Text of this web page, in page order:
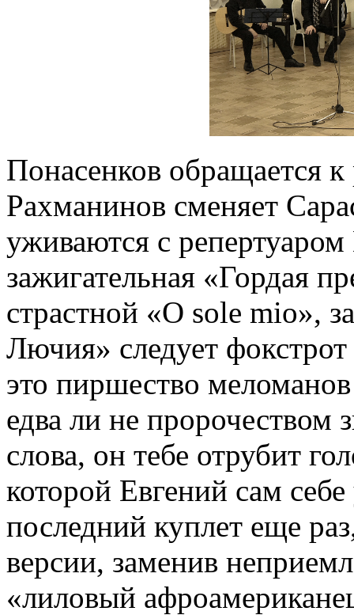
Понасенков обращается
Рахманинов сменяет
уживаются с
зажигательная «Гордая
страстной «O sole mio»,
Лючия» следует
это пиршество
едва ли не пророчеством
слова, он тебе отрубит
которой Евгений сам
последний куплет еще
версии, заменив
«лиловый